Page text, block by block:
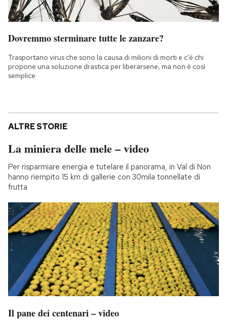
Dovremmo sterminare tutte le zanzare?
Trasportano virus che sono la causa di milioni di morti e c'è chi
propone una soluzione drastica per liberarsene, ma non è così
semplice
ALTRE STORIE
La miniera delle mele – video
Per risparmiare energia e tutelare il panorama, in Val di Non
hanno riempito 15 km di gallerie con 30mila tonnellate di
frutta
Il pane dei centenari – video